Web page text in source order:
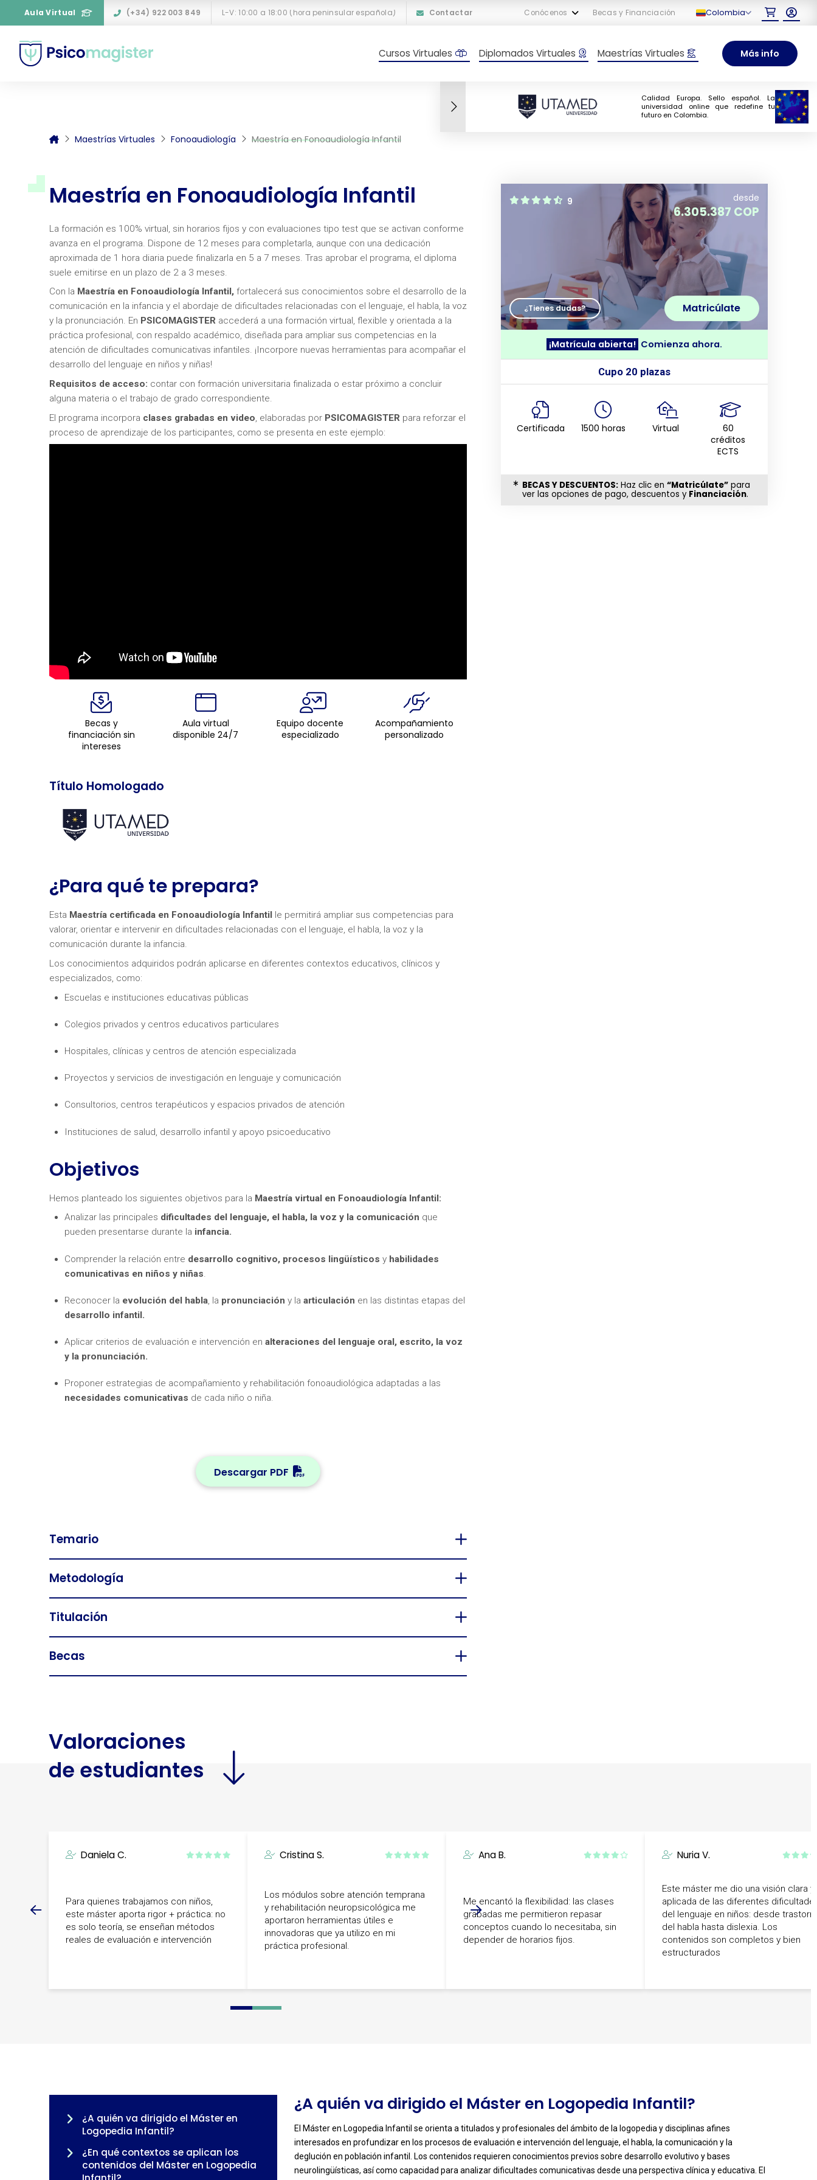
Aula Virtual (+34) 922 003 849 L-V: 10:00 a 18:00 (hora peninsular española) Contactar Conócenos Becas y Financiación Colombia
Cursos Virtuales Diplomados Virtuales Maestrías Virtuales Más info
Calidad Europa. Sello español. La
universidad online que redefine tu
futuro en Colombia.
Maestrías Virtuales Fonoaudiología Maestría en Fonoaudiología Infantil
Maestría en Fonoaudiología Infantil
La formación es 100% virtual, sin horarios fijos y con evaluaciones tipo test que se activan conforme
avanza en el programa. Dispone de 12 meses para completarla, aunque con una dedicación
aproximada de 1 hora diaria puede finalizarla en 5 a 7 meses. Tras aprobar el programa, el diploma
suele emitirse en un plazo de 2 a 3 meses.
Con la Maestría en Fonoaudiología Infantil,fortalecerá sus conocimientos sobre el desarrollo de la
comunicación en la infancia y el abordaje de dificultades relacionadas con el lenguaje, el habla, la voz
y la pronunciación. En PSICOMAGISTERaccederá a una formación virtual, flexible y orientada a la
práctica profesional, con respaldo académico, diseñada para ampliar sus competencias en la
atención de dificultades comunicativas infantiles. ¡Incorpore nuevas herramientas para acompañar el
desarrollo del lenguaje en niños y niñas!
Requisitos de acceso: contar con formación universitaria finalizada o estar próximo a concluir
alguna materia o el trabajo de grado correspondiente.
El programa incorpora clases grabadas en video, elaboradas por PSICOMAGISTERpara reforzar el
proceso de aprendizaje de los participantes, como se presenta en este ejemplo:
Becas y
financiación sin
intereses
Aula virtual
disponible 24/7
Equipo docente
especializado
Acompañamiento
personalizado
Título Homologado
¿Para qué te prepara?
Esta Maestría certificada en Fonoaudiología Infantille permitirá ampliar sus competencias para
valorar, orientar e intervenir en dificultades relacionadas con el lenguaje, el habla, la voz y la
comunicación durante la infancia.
Los conocimientos adquiridos podrán aplicarse en diferentes contextos educativos, clínicos y
especializados, como:
Escuelas e instituciones educativas públicas
Colegios privados y centros educativos particulares
Hospitales, clínicas y centros de atención especializada
Proyectos y servicios de investigación en lenguaje y comunicación
Consultorios, centros terapéuticos y espacios privados de atención
Instituciones de salud, desarrollo infantil y apoyo psicoeducativo
Objetivos
Hemos planteado los siguientes objetivos para la Maestría virtual en Fonoaudiología Infantil:
Analizar las principales dificultades del lenguaje, el habla, la voz y la comunicación que
pueden presentarse durante la infancia.
Comprender la relación entre desarrollo cognitivo, procesos lingüísticosy habilidades
comunicativas en niños y niñas
Reconocer la evolución del habla, la pronunciación y la articulación en las distintas etapas del
desarrollo infantil.
Aplicar criterios de evaluación e intervención enalteraciones del lenguaje oral, escrito, la voz
y la pronunciación.
Proponer estrategias de acompañamiento y rehabilitación fonoaudiológica adaptadas a las
necesidades comunicativas de cada niño o niña.
Descargar PDF
Temario
Metodología
Titulación
Becas
Valoraciones
de estudiantes
Daniela C.
Para quienes trabajamos con niños,
este máster aporta rigor + práctica: no
es solo teoría, se enseñan métodos
reales de evaluación e intervención
Cristina S.
Los módulos sobre atención temprana
y rehabilitación neuropsicológica me
aportaron herramientas útiles e
innovadoras que ya utilizo en mi
práctica profesional.
Ana B.
Me encantó la flexibilidad: las clases
grabadas me permitieron repasar
conceptos cuando lo necesitaba, sin
depender de horarios fijos.
Nuria V.
Este máster me dio una visión clara y
aplicada de las diferentes
del lenguaje en niños: desde
del habla hasta dislexia. Los
contenidos son completos y bien
estructurados
0 1 2 3 4
9 desde
6.305.387 COP
¿Tienes dudas? Matricúlate
¡Matrícula abierta! Comienza ahora.
Cupo 20 plazas
Certificada 1500 horas Virtual
60
créditos
ECTS
BECAS Y DESCUENTOS:Haz clic en “Matricúlate”para
ver las opciones de pago, descuentos y Financiación.
¿A quién va dirigido el Máster en
Logopedia Infantil?
¿En qué contextos se aplican los
contenidos del Máster en Logopedia
¿A quién va dirigido el Máster en Logopedia Infantil?
El Máster en Logopedia Infantil se orienta a titulados y profesionales del ámbito de la logopedia y disciplinas afines
interesados en profundizar en los procesos de evaluación e intervención del lenguaje, el habla, la comunicación y la
deglución en población infantil. Los contenidos requieren conocimientos previos sobre desarrollo evolutivo y bases
neurolingüísticas, así como capacidad para analizar dificultades comunicativas desde una perspectiva clínica y educativa. El
-
¿Necesitas más información sobre un curso?